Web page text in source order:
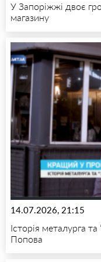
У Запоріжжі двоє
магазину
14.07.2026, 21:15
Історія металурга
Попова